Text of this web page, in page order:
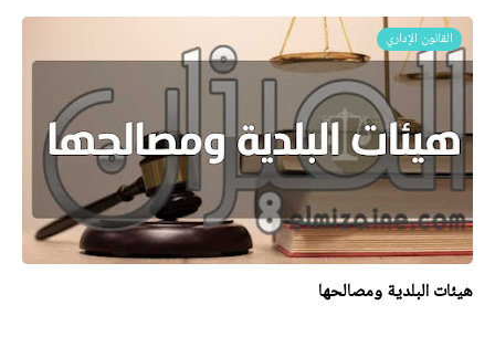
القانون الإداري
هيئات البلدية ومصالحها